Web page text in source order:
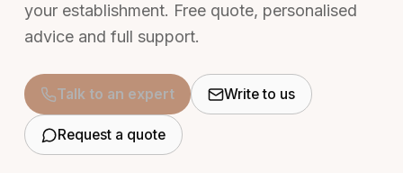
your establishment. Free quote, personalised
advice and full support.
Talk to an expert Write to us
Request a quote